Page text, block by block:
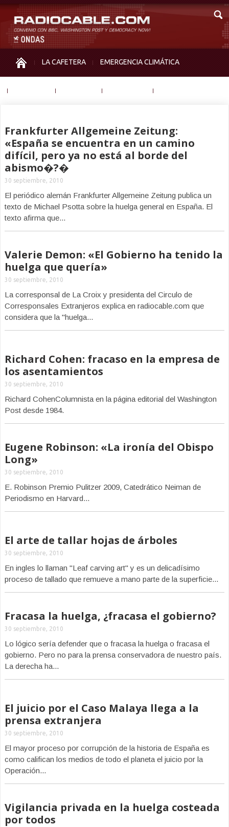
LA CAFETERA EMERGENCIA CLIMÁTICA
Frankfurter Allgemeine Zeitung:
«España se encuentra en un camino
difícil, pero ya no está al borde del
abismo�?�
30 septiembre, 2010
El periódico alemán Frankfurter Allgemeine Zeitung publica un
texto de Michael Psotta sobre la huelga general en España. El
texto afirma que...
Valerie Demon: «El Gobierno ha tenido la
huelga que quería»
30 septiembre, 2010
La corresponsal de La Croix y presidenta del Circulo de
Corresponsales Extranjeros explica en radiocable.com que
considera que la "huelga...
Richard Cohen: fracaso en la empresa de
los asentamientos
30 septiembre, 2010
Richard CohenColumnista en la página editorial del Washington
Post desde 1984.
Eugene Robinson: «La ironía del Obispo
Long»
30 septiembre, 2010
E. Robinson Premio Pulitzer 2009, Catedrático Neiman de
Periodismo en Harvard...
El arte de tallar hojas de árboles
30 septiembre, 2010
En ingles lo llaman "Leaf carving art" y es un delicadísimo
proceso de tallado que remueve a mano parte de la superficie...
Fracasa la huelga, ¿fracasa el gobierno?
30 septiembre, 2010
Lo lógico sería defender que o fracasa la huelga o fracasa el
gobierno. Pero no para la prensa conservadora de nuestro país.
La derecha ha...
El juicio por el Caso Malaya llega a la
prensa extranjera
30 septiembre, 2010
El mayor proceso por corrupción de la historia de España es
como califican los medios de todo el planeta el juicio por la
Operación...
Vigilancia privada en la huelga costeada
por todos